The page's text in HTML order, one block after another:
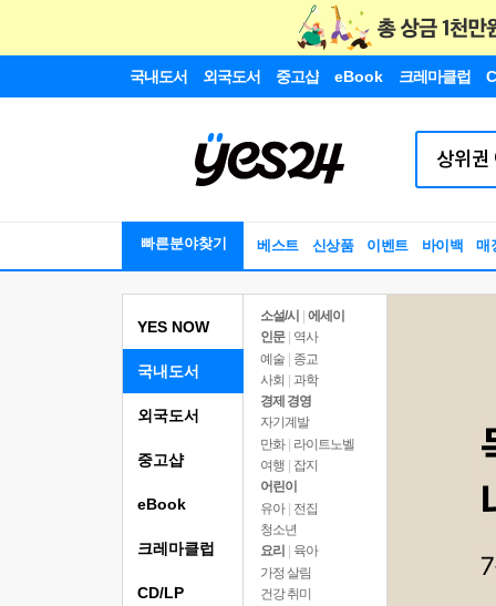
국내도서 외국도서 중고샵 eBook 크레마클럽
빠른분야찾기 베스트 신상품 이벤트 바이백 매
YES NOW
국내도서
소설/시
에세이
인문
역사
예술 | 종교
사회 | 과학
경제 경영
자기계발
만화 | 라이트노벨
여행
잡지
어린이
유아 | 전집
청소년
요리
육아
가정 살림
건강 취미
외국도서
중고샵
eBook
크레마클럽
CD/LP